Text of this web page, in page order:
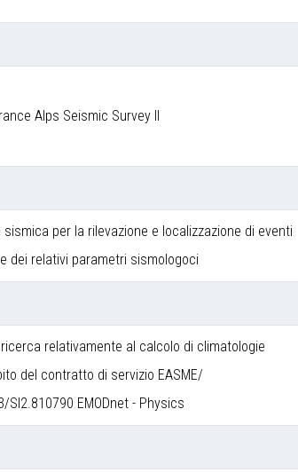
Alps Seismic Survey II
per la rilevazione e localizzazione di eventi
dei relativi parametri sismologoci
relativamente al calcolo di climatologie
del contratto di servizio EASME/
EMODnet - Physics